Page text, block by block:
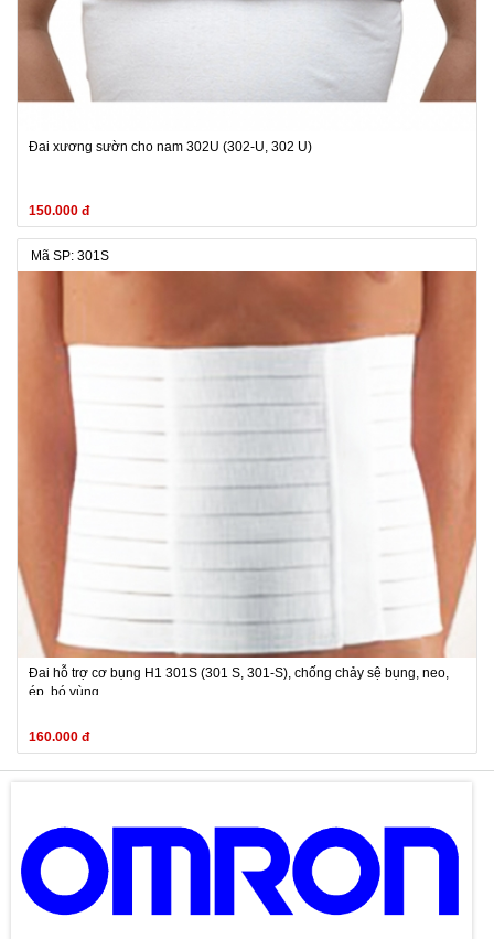
Đai xương sườn cho nam 302U (302-U, 302 U)
150.000 đ
Mã SP: 301S
Đai hỗ trợ cơ bụng H1 301S (301 S, 301-S), chống chảy sệ bụng, neo,
ép, bó vùng
160.000 đ